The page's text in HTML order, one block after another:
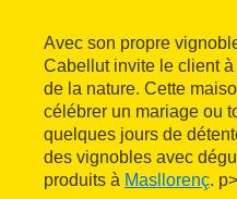
Avec son propre
Cabellut invite le client
de la nature. Cette
célébrer un mariage ou
quelques jours de
des vignobles avec
produits à Masllorenç. p>